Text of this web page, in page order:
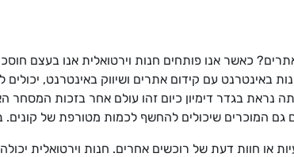
כאשר אנו פותחים חנות וירטואלית אנו בעצם
באינטרנט עם קידום אתרים ושיווק באינטרנט,
נראת בגדר דימיון כיום זהו עולם אחר בזכות המסחר
גם המוכרים שיכולים להחשף לכמות מטורפת של קונים.
או חוות דעת של רוכשים אחרים. חנות וירטואלית